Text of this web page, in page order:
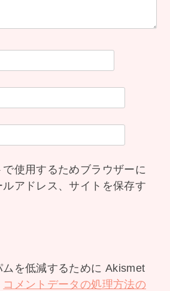
使用するためブラウザーに
アドレス、サイトを保存す
ムを低減するために Akismet
コメントデータの処理方法の